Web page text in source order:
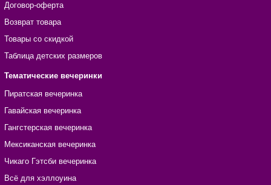
Договор-оферта
Возврат товара
Товары со скидкой
Таблица детских размеров
Тематические вечеринки
Пиратская вечеринка
Гавайская вечеринка
Гангстерская вечеринка
Мексиканская вечеринка
Чикаго Гэтсби вечеринка
Всё для хэллоуина